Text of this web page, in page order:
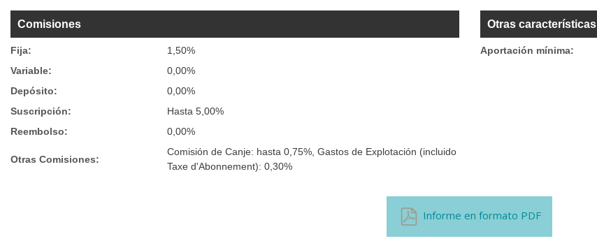
Comisiones
Fija:
1,50%
Variable:
0,00%
Depósito:
0,00%
Suscripción:
Hasta 5,00%
Reembolso:
0,00%
Otras Comisiones:
Comisión de Canje: hasta 0,75%, Gastos de Explotación (incluido
Taxe d'Abonnement): 0,30%
Otras características
Aportación mínima:
Informe en formato PDF